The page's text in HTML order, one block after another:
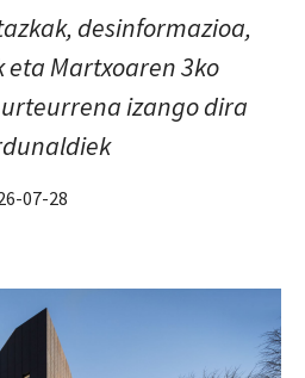
desinformazioa,
eta Martxoaren 3ko
izango dira
07-28